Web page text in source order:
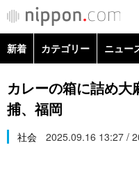
カテゴリー
新着 カテゴリー ニュー
政治・外交
経済・ビジネス
カレーの箱に詰め
捕、福岡
社会 2025.09.16 13:27 /